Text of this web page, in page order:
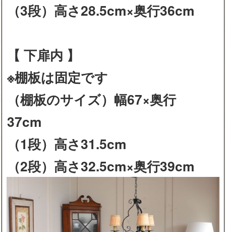
（3段）高さ28.5cm×奥行36cm
【 下扉内 】
※棚板は固定です
（棚板のサイズ）幅67×奥行
37cm
（1段）高さ31.5cm
（2段）高さ32.5cm×奥行39cm